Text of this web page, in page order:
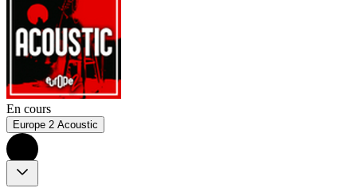
En cours
Europe 2 Acoustic